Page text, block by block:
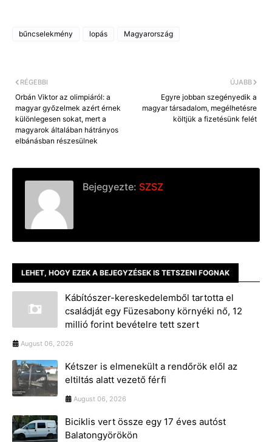
bűncselekmény lopás Magyarország
ÚJABB
Egyre jobban szegényedik a
magyar társadalom, megélhetésre
költjük a fizetésünk felét
RÉGEBBI
Orbán Viktor az olimpiáról: a
magyar győzelmek azért érnek
különlegesen sokat, mert a
magyarok általában hátrányos
elbánásban részesülnek
Bejegyezte: SZSZ
LEHET, HOGY EZEK A BEJEGYZÉSEK IS TETSZENI FOGNAK
Kábítószer-kereskedelemből tartotta el
családját egy Füzesabony környéki nő, 12
millió forint bevételre tett szert
August 06, 2026
Kétszer is elmenekült a rendőrök elől az
eltiltás alatt vezető férfi
August 06, 2026
Biciklis vert össze egy 17 éves autóst
Balatongyörökön